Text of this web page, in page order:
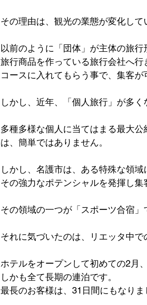
その理由は、観光の業態が変化して
以前のように「団体」が主体の旅行
旅行商品を作っている旅行会社へ行
コースに入れてもらう事で、集客が
しかし、近年、「個人旅行」が多
多種多様な個人に当てはまる最大
は、簡単ではありません。
しかし、名護市は、ある特殊な領域
その強力なポテンシャルを発揮し
その領域の一つが「スポーツ合宿」
それに気づいたのは、リエッタ中で
ホテルをオープンして初めての2月
しかも全て長期の連泊です。
最長のお客様は、31日間にもなりま